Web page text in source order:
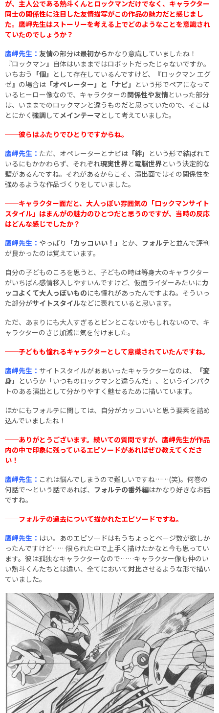
が、主人公である熱斗くんとロックマンだけでなく、キャラクター
同士の関係性に注目した友情描写がこの作品の魅力だと感じまし
た。鷹岬先生はストーリーを考える上でどのようなことを意識され
ていたのでしょうか？
鷹岬先生： 友情の部分は最初からかなり意識していましたね！
『ロックマン』自体はいままではロボットだったじゃないですか。
いちおう 「個」 として存在しているんですけど、『ロックマン エグ
ゼ』の場合は 「オペレーター」と「ナビ」 という形でペアになって
いるヒーロー像なので、キャラクターの関係性や友情といった部分
は、いままでのロックマンと違うものだと思っていたので、そこは
とにかく 強調して メインテーマ として考えていました。
──彼らはふたりでひとりですからね。
鷹岬先生： ただ、オペレーターとナビは 「絆」 という形で結ばれて
いるにもかかわらず、それぞれ現実世界と電脳世界という決定的な
壁があるんですね。それがあるからこそ、演出面ではその関係性を
強めるような作品づくりをしていました。
──キャラクター面だと、大人っぽい雰囲気の「ロックマンサイト
スタイル」はまんがの魅力のひとつだと思うのですが、当時の反応
はどんな感じでしたか？
鷹岬先生： やっぱり 「カッコいい！」 とか、 フォルテ と並んで評判
が良かったのは覚えています。
自分の子どものころを思うと、子どもの時は等身大のキャラクター
がいちばん感情移入しやすいんですけど、仮面ライダーみたいにカ
ッコよくて大人っぽいものにも憧れがあったんですよね。そういっ
た部分がサイトスタイルなどに表れていると思います。
ただ、あまりにも大人すぎるとピンとこないかもしれないので、キ
ャラクターのさじ加減に気を付けました。
──子どもも憧れるキャラクターとして意識されていたんですね。
鷹岬先生： サイトスタイルがああいったキャラクターなのは、
「変
身」 というか「いつものロックマンと違うんだ」、というインパク
トのある演出として分かりやすく魅せるために描いています。
ほかにもフォルテに関しては、自分がカッコいいと思う要素を詰め
込んでいましたね！
──ありがとうございます。続いての質問ですが、鷹岬先生が作品
内の中で印象に残っているエピソードがあればぜひ教えてくださ
い！
鷹岬先生： これは悩んでしまうので難しいですね……(笑)。何巻の
何話で～という話であれば、 フォルテの番外編はかなり好きなお話
ですね。
──フォルテの過去について描かれたエピソードですね。
鷹岬先生： はい。あのエピソードはもうちょっとページ数が欲しか
ったんですけど……限られた中で上手く描けたかなと今も思ってい
ます。彼は孤独なキャラクターなので……キャラクター像も仲のい
い熱斗くんたちとは違い、全てにおいて対比させるような形で描い
ていました。